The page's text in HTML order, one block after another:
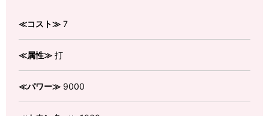
≪コスト≫ 7
≪属性≫ 打
≪パワー≫ 9000